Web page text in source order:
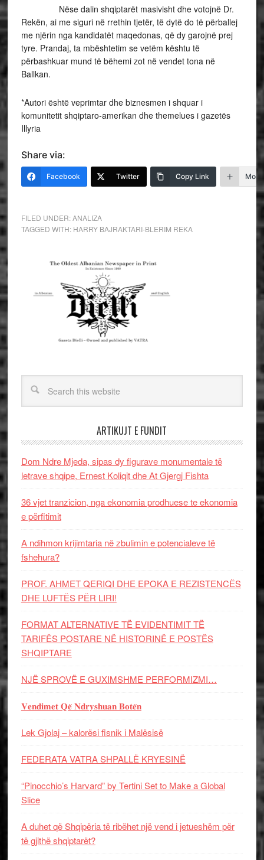
Nëse dalin shqiptarët masivisht dhe votojnë Dr.
Rekën, ai me siguri në rrethin tjetër, të dytë do të përballej
me njërin nga kandidatët maqedonas, që dy garojnë prej
tyre. Prandaj, ta mbështetim se vetëm kështu të
përbashkuar mund të bëhemi zot në vendet tona në
Ballkan.
*Autori është veprimtar dhe biznesmen i shquar i
komunitetit shqiptaro-amerikan dhe themelues i gazetës
Illyria
Share via:
Facebook Twitter Copy Link More
FILED UNDER:ANALIZA
TAGGED WITH: HARRY BAJRAKTARI-BLERIM REKA
ARTIKUJT E FUNDIT
Dom Ndre Mjeda, sipas dy figurave monumentale të
letrave shqipe, Ernest Koliqit dhe At Gjergj Fishta
36 vjet tranzicion, nga ekonomia prodhuese te ekonomia
e përfitimit
A ndihmon krijimtaria në zbulimin e potencialeve të
fshehura?
PROF. AHMET QERIQI DHE EPOKA E REZISTENCЁS
DHE LUFTЁS PЁR LIRI!
FORMAT ALTERNATIVE TË EVIDENTIMIT TË
TARIFËS POSTARE NË HISTORINË E POSTËS
SHQIPTARE
NJË SPROVË E GUXIMSHME PERFORMIZMI…
𝐕𝐞𝐧𝐝𝐢𝐦𝐞𝐭 𝐐𝐞̈ 𝐍𝐝𝐫𝐲𝐬𝐡𝐮𝐚𝐧 𝐁𝐨𝐭𝐞̈𝐧
Lek Gjolaj – kalorësi fisnik i Malësisë
FEDERATA VATRA SHPALLË KRYESINË
“Pinocchio’s Harvard” by Tertini Set to Make a Global
Slice
A duhet që Shqipëria të ribëhet një vend i jetueshëm për
të gjithë shqiptarët?